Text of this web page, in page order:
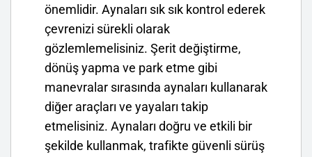
önemlidir. Aynaları sık sık kontrol ederek
çevrenizi sürekli olarak
gözlemlemelisiniz. Şerit değiştirme,
dönüş yapma ve park etme gibi
manevralar sırasında aynaları kullanarak
diğer araçları ve yayaları takip
etmelisiniz. Aynaları doğru ve etkili bir
şekilde kullanmak, trafikte güvenli sürüş